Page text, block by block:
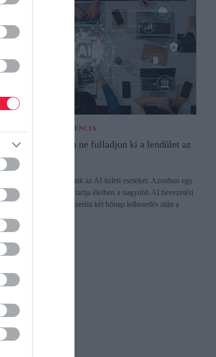
INTELLIGENCIA
bevezetés: hogyan ne fulladjon ki a lendület az
sikerek után?
előző részben sorba raktuk az AI üzleti eseteket. Azonban egy
önmagában nem tartja életben a nagyobb AI bevezetési
tapasztalatunk szerint két hónap lelkesedés után a